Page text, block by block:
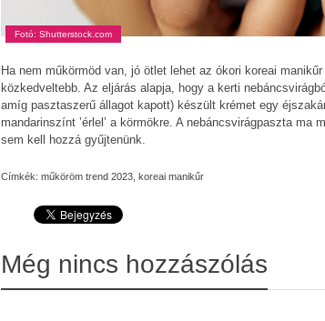
Fotó: Shutterstock.com
Ha nem műkörmöd van, jó ötlet lehet az ókori koreai
közkedveltebb. Az eljárás alapja, hogy a kerti
amíg pasztaszerű állagot kapott) készült krémet egy
mandarinszínt ’érlel’ a körmökre. A nebáncsvirágpaszta
sem kell hozzá gyűjtenünk.
Címkék: műköröm trend 2023 koreai manikűr
Még nincs hozzászólás